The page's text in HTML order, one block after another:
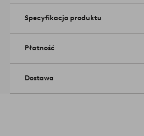
Specyfikacja produktu
Płatność
Dostawa